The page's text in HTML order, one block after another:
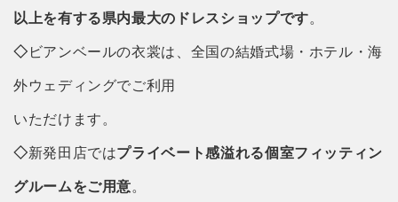
以上を有する県内最大のドレスショップです。
◇ ビアンベールの衣裳は、全国の結婚式場・ホテル・海
外ウェディングでご利用
いただけます。
◇新発田店ではプライベート感溢れる個室フィッティン
グルームをご用意。